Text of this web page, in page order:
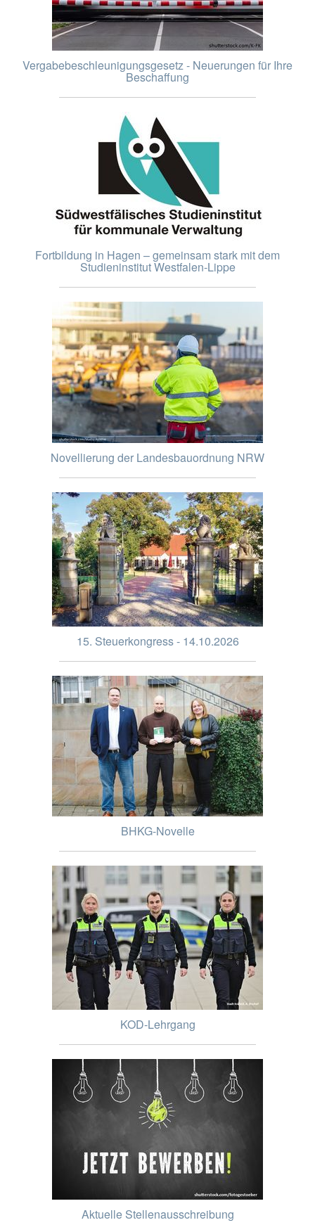
Vergabebeschleunigungsgesetz - Neuerungen für Ihre
Beschaffung
Fortbildung in Hagen – gemeinsam stark mit dem
Studieninstitut Westfalen-Lippe
Novellierung der Landesbauordnung NRW
15. Steuerkongress - 14.10.2026
BHKG-Novelle
KOD-Lehrgang
Aktuelle Stellenausschreibung